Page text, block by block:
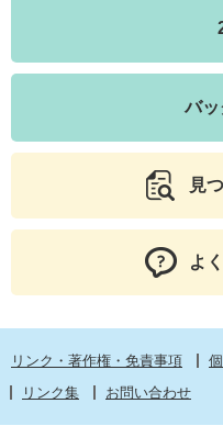
バ
見
よ
リンク・著作権・免責事項
リンク集
お問い合わせ